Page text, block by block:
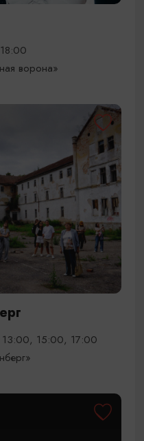
ворона»
15:00, 17:00